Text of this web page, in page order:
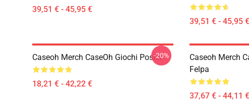
39,51 € - 45,95 €
39,51 € - 45,95 €
Caseoh Merch CaseOh Giochi Poster
18,21 € - 42,22 €
-20%
Caseoh Merch
Felpa
37,67 € - 44,11 €